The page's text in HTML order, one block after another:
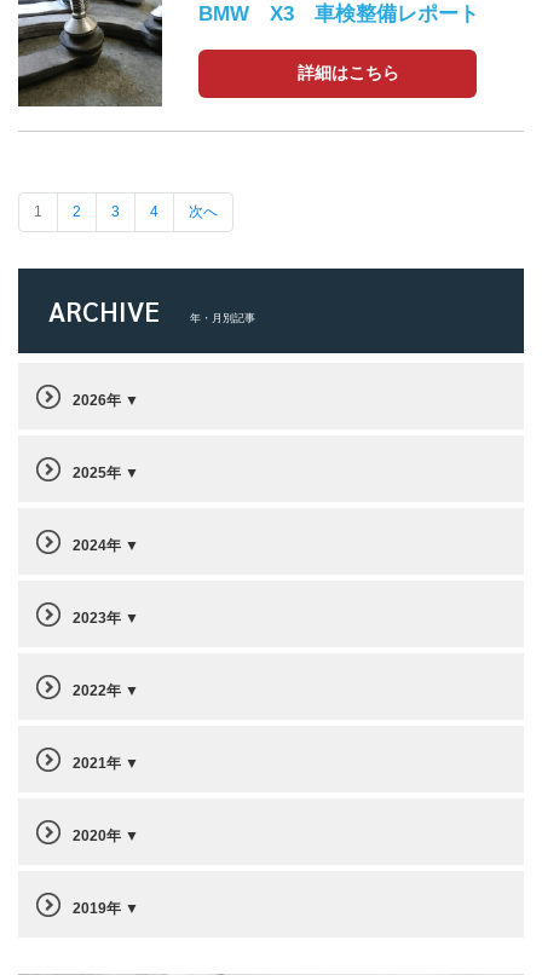
BMW X3 車検整備レポート
詳細はこちら
1 2 3 4 次へ
ARCHIVE 年・月別記事
2026年
2025年
2024年
2023年
2022年
2021年
2020年
2019年